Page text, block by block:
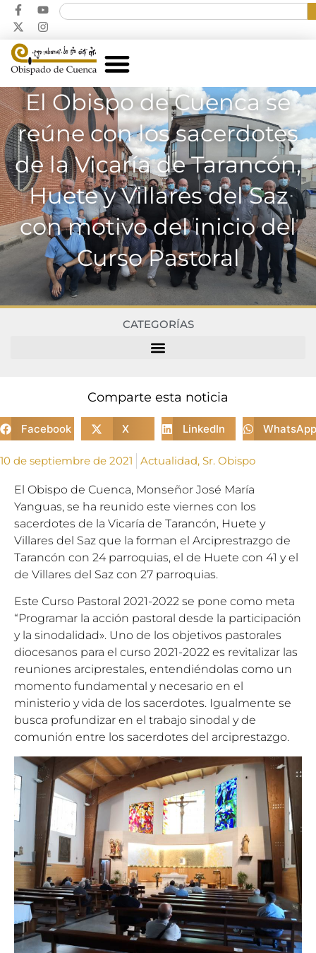
El Obispo de Cuenca se
reúne con los sacerdotes
de la Vicaría de Tarancón,
Huete y Villares del Saz
con motivo del inicio del
Curso Pastoral
CATEGORÍAS
Comparte esta noticia
Facebook X LinkedIn WhatsApp
10 de septiembre de 2021 Actualidad, Sr. Obispo
El Obispo de Cuenca, Monseñor José María
Yanguas, se ha reunido este viernes con los
sacerdotes de la Vicaría de Tarancón, Huete y
Villares del Saz que la forman el Arciprestrazgo de
Tarancón con 24 parroquias, el de Huete con 41 y el
de Villares del Saz con 27 parroquias.
Este Curso Pastoral 2021-2022 se pone como meta
“Programar la acción pastoral desde la participación
y la sinodalidad». Uno de los objetivos pastorales
diocesanos para el curso 2021-2022 es revitalizar las
reuniones arciprestales, entendiéndolas como un
momento fundamental y necesario en el
ministerio y vida de los sacerdotes. Igualmente se
busca profundizar en el trabajo sinodal y de
comunión entre los sacerdotes del arciprestazgo.